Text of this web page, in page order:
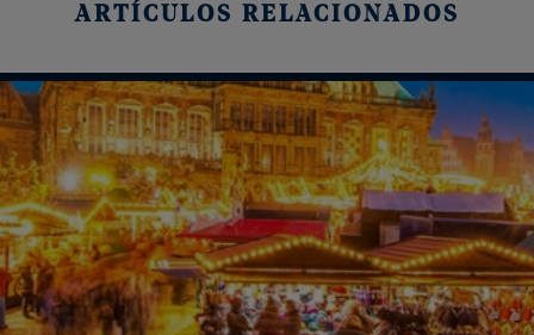
ARTÍCULOS RELACIONADOS